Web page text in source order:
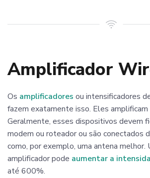
Amplificador
Os amplificadores ou intensificadores
fazem exatamente isso. Eles amplificam
Geralmente, esses dispositivos devem
modem ou roteador ou são conectados
como, por exemplo, uma antena melhor.
amplificador pode aumentar a
até 600%.